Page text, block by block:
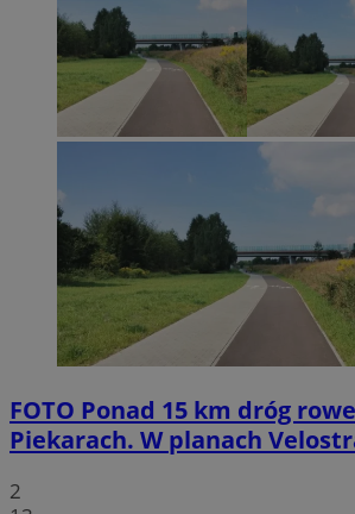
FOTO Ponad 15 km dróg
Piekarach. W planach
2